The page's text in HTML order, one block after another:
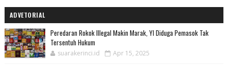
ADVETORIAL
Peredaran Rokok Illegal Makin Marak, YI Diduga Pemasok Tak
Tersentuh Hukum
suarakerinci.id Apr 15, 2025